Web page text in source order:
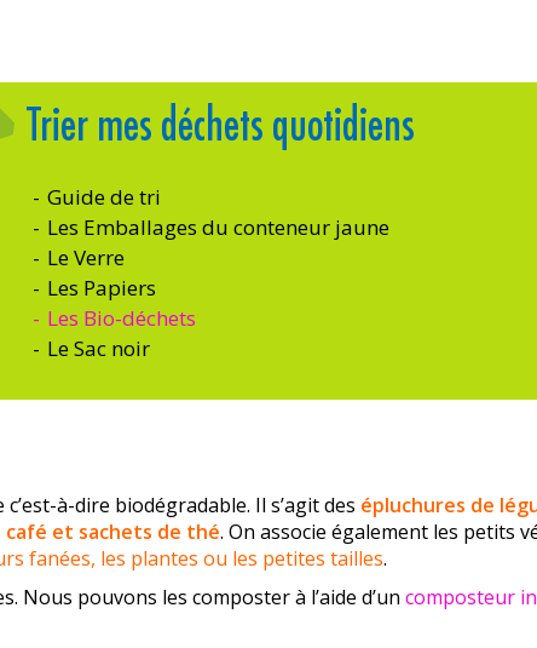
Trier mes déchets quotidiens
Guide de tri
Les Emballages du conteneur jaune
Le Verre
Les Papiers
Les Bio-déchets
Le Sac noir
à-dire biodégradable. Il s’agit des épluchures de
café et sachets de thé. On associe également les petits
fanées, les plantes ou les petites tailles.
Nous pouvons les composter à l’aide d’un composteur